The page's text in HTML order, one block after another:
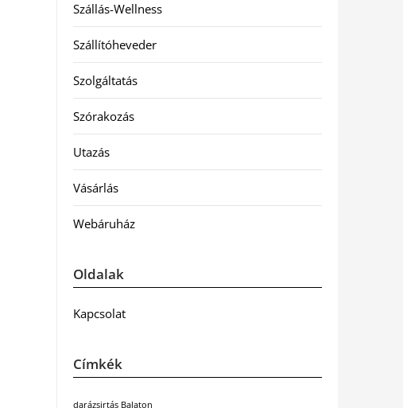
Szállás-Wellness
Szállítóheveder
Szolgáltatás
Szórakozás
Utazás
Vásárlás
Webáruház
Oldalak
Kapcsolat
Címkék
darázsirtás Balaton